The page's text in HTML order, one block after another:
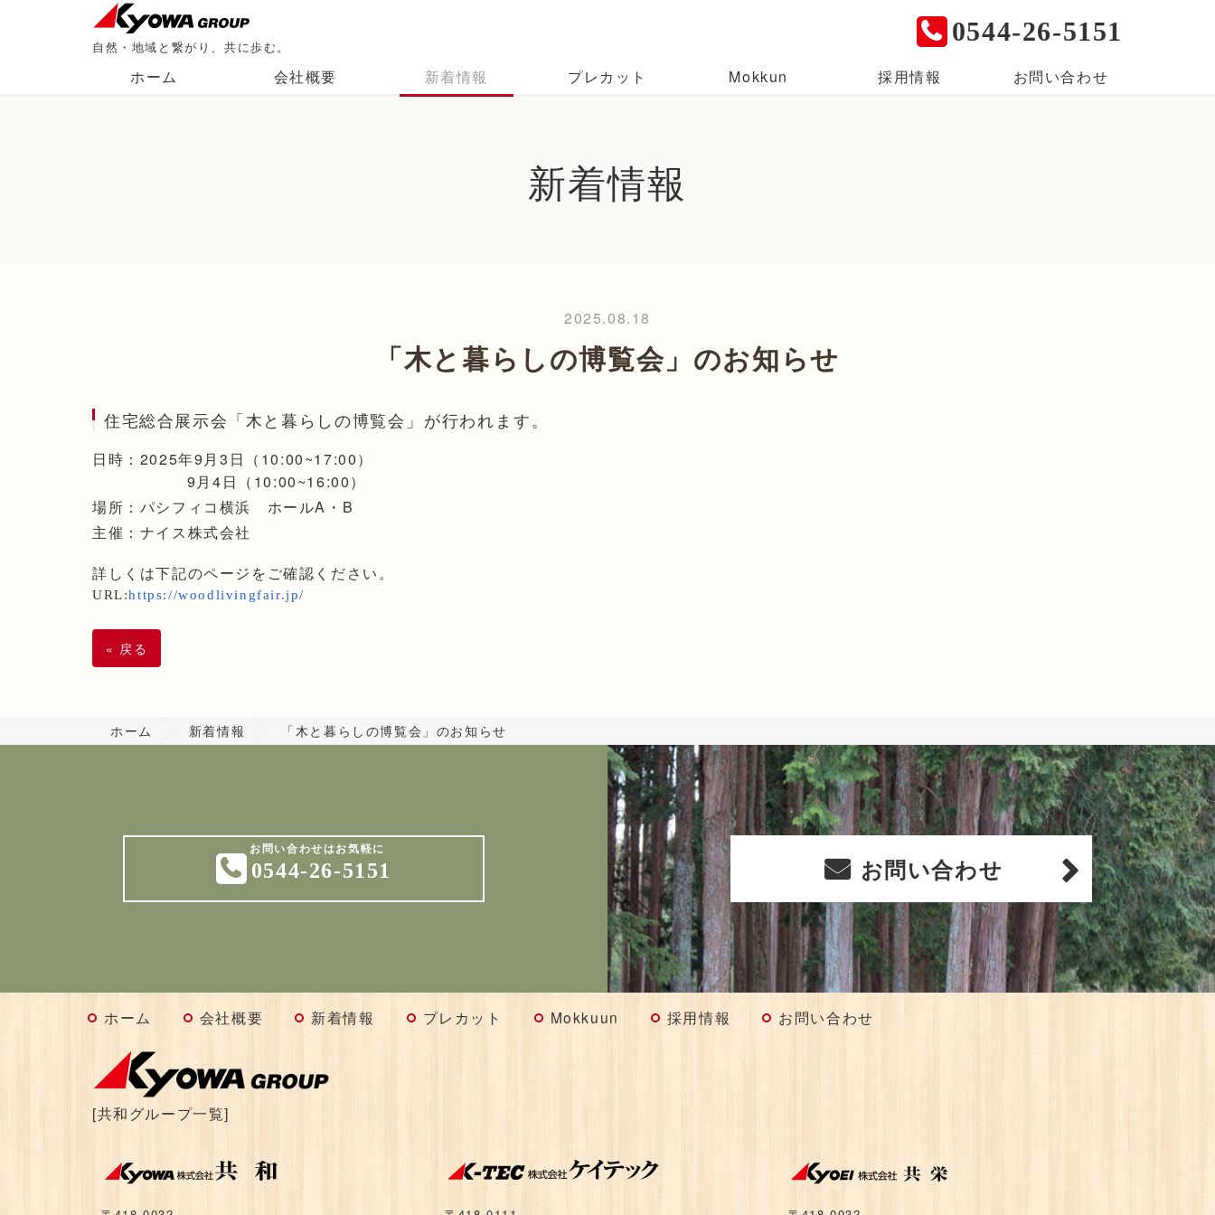
自然・地域と繋がり、共に歩む。
0544-26-5151
ホーム 会社概要 新着情報 プレカット Mokkun 採用情報 お問い合わせ
新着情報
2025.08.18
「木と暮らしの博覧会」のお知らせ
住宅総合展示会「木と暮らしの博覧会」が行われます。
日時：2025年9月3日（10:00~17:00）
9月4日（10:00~16:00）
場所：パシフィコ横浜 ホールA・B
主催：ナイス株式会社
詳しくは下記のページをご確認ください。
URL:https://woodlivingfair.jp/
« 戻る
ホーム 新着情報 「木と暮らしの博覧会」のお知らせ
0544-26-5151 お問い合わせ
ホーム 会社概要 新着情報 プレカット Mokkuun 採用情報 お問い合わせ
[共和グループ一覧]